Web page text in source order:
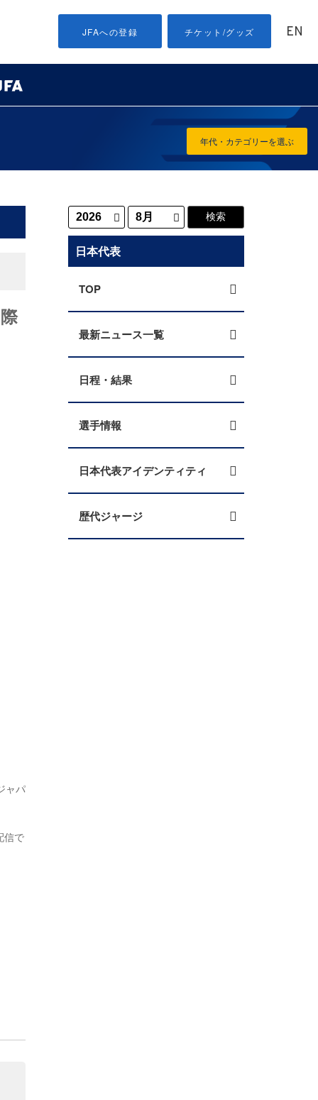
JFAへの登録 チケット/グッズ EN
年代・カテゴリーを選ぶ
ャパ
信で
日本代表
TOP
最新ニュース一覧
日程・結果
選手情報
日本代表アイデンティティ
歴代ジャージ